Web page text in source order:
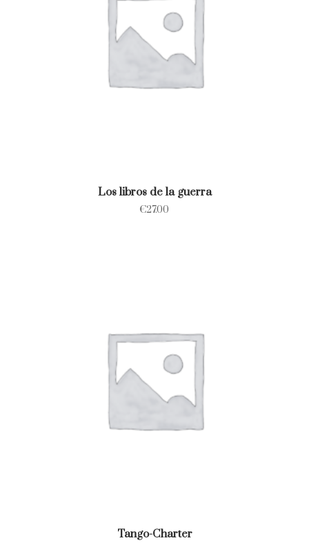
Los libros de la guerra
€27.00
Tango-Charter